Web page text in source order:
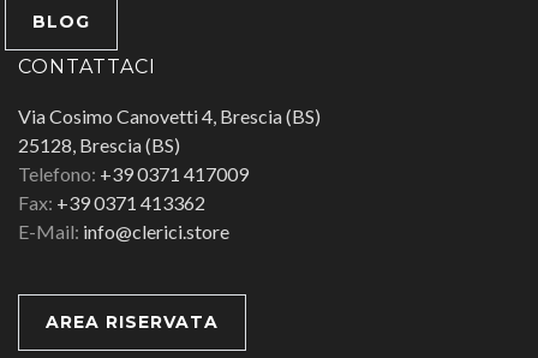
BLOG
CONTATTACI
Via Cosimo Canovetti 4, Brescia (BS)
25128, Brescia (BS)
Telefono: +39 0371 417009
Fax: +39 0371 413362
E-Mail: info@clerici.store
AREA RISERVATA